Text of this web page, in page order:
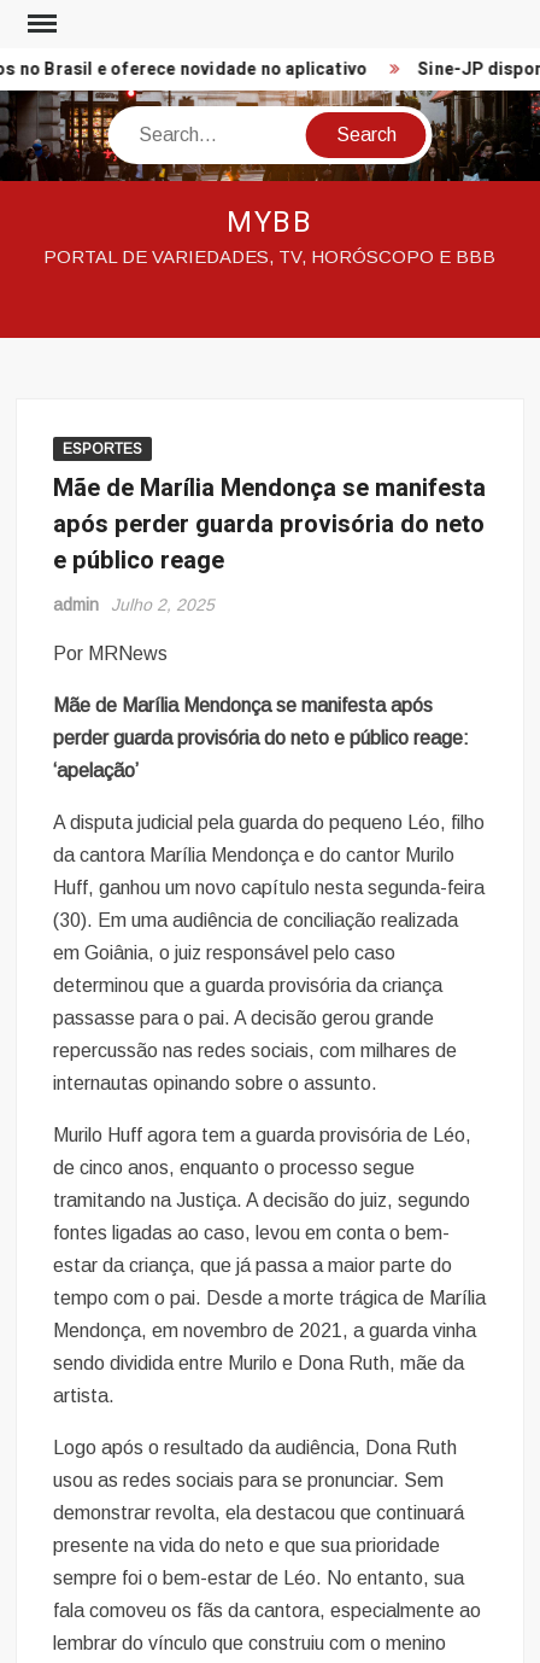
Skip
content
Brasil e oferece novidade no aplicativo Sine-JP
Search
MYBB
PORTAL DE VARIEDADES, TV, HORÓSCOPO E BBB
ESPORTES
Mãe de Marília Mendonça se manifesta
após perder guarda provisória do neto
e público reage
admin Julho 2, 2025
Por MRNews
Mãe de Marília Mendonça se manifesta após
perder guarda provisória do neto e público reage:
‘apelação’
A disputa judicial pela guarda do pequeno Léo, filho
da cantora Marília Mendonça e do cantor Murilo
Huff, ganhou um novo capítulo nesta segunda-feira
(30). Em uma audiência de conciliação realizada
em Goiânia, o juiz responsável pelo caso
determinou que a guarda provisória da criança
passasse para o pai. A decisão gerou grande
repercussão nas redes sociais, com milhares de
internautas opinando sobre o assunto.
Murilo Huff agora tem a guarda provisória de Léo,
de cinco anos, enquanto o processo segue
tramitando na Justiça. A decisão do juiz, segundo
fontes ligadas ao caso, levou em conta o bem-
estar da criança, que já passa a maior parte do
tempo com o pai. Desde a morte trágica de Marília
Mendonça, em novembro de 2021, a guarda vinha
sendo dividida entre Murilo e Dona Ruth, mãe da
artista.
Logo após o resultado da audiência, Dona Ruth
usou as redes sociais para se pronunciar. Sem
demonstrar revolta, ela destacou que continuará
presente na vida do neto e que sua prioridade
sempre foi o bem-estar de Léo. No entanto, sua
fala comoveu os fãs da cantora, especialmente ao
lembrar do vínculo que construiu com o menino